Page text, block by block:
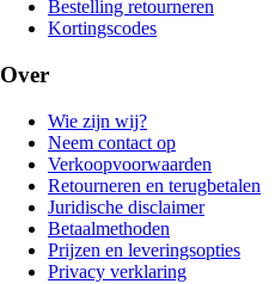
Bestelling retourneren
Kortingscodes
Over
Wie zijn wij?
Neem contact op
Verkoopvoorwaarden
Retourneren en terugbetalen
Juridische disclaimer
Betaalmethoden
Prijzen en leveringsopties
Privacy verklaring